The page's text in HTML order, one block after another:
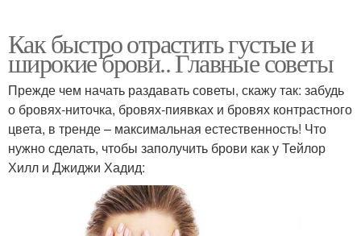
Как быстро отрастить густые и
широкие брови.. Главные советы
Прежде чем начать раздавать советы, скажу так: забудь
о бровях-ниточка, бровях-пиявках и бровях контрастного
цвета, в тренде – максимальная естественность! Что
нужно сделать, чтобы заполучить брови как у Тейлор
Хилл и Джиджи Хадид: